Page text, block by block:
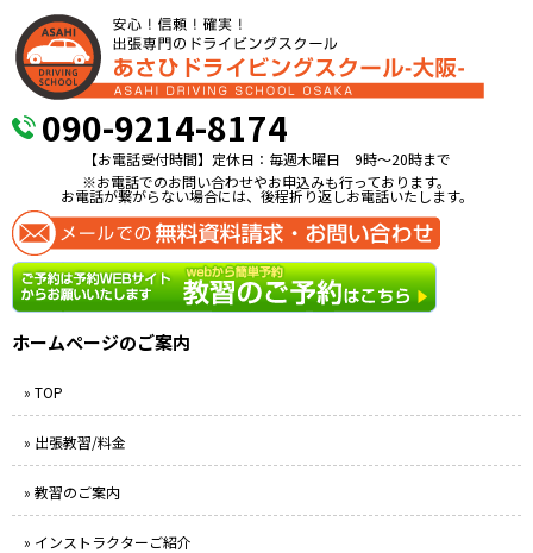
090-9214-8174
【お電話受付時間】定休日：毎週木曜日 9時〜20時まで
※お電話でのお問い合わせやお申込みも行っております。
お電話が繋がらない場合には、後程折り返しお電話いたします。
ホームページのご案内
» TOP
» 出張教習/料金
» 教習のご案内
» インストラクターご紹介